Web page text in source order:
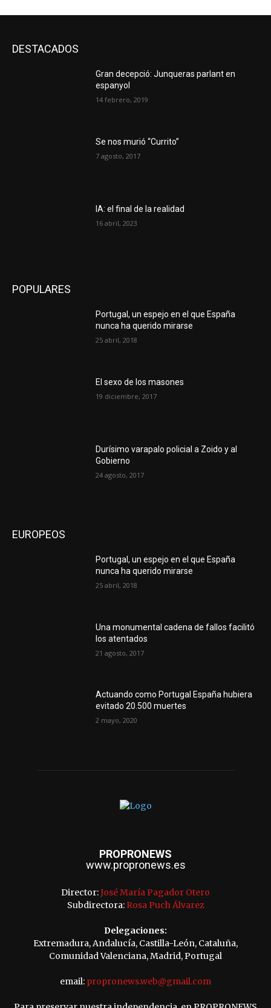
DESTACADOS
Gran decepció: Junqueras parlant en
espanyol
14 febrero, 2019
Se nos murió “Currito”
7 agosto, 2017
IA: el final de la realidad
16 abril, 2023
POPULARES
Portugal, un espejo en el que España
nunca ha querido mirarse
25 abril, 2018
El sexo de los masones
19 diciembre, 2017
Durísimo varapalo policial a Zoido y al
Gobierno
24 agosto, 2017
EUROPEOS
Portugal, un espejo en el que España
nunca ha querido mirarse
25 abril, 2018
Una monumental cadena de fallos facilitó
los atentados
21 agosto, 2017
Actuando como Portugal España hubiera
evitado 20.500 muertes
2 mayo, 2020
PROPRONEWS
www.propronews.es
Director:José María Pagador Otero
Subdirectora: Rosa Puch Álvarez
Delegaciones:
Extremadura, Andalucía, Castilla-León, Cataluña,
Comunidad Valenciana, Madrid, Portugal
email: propronews.web@gmail.com